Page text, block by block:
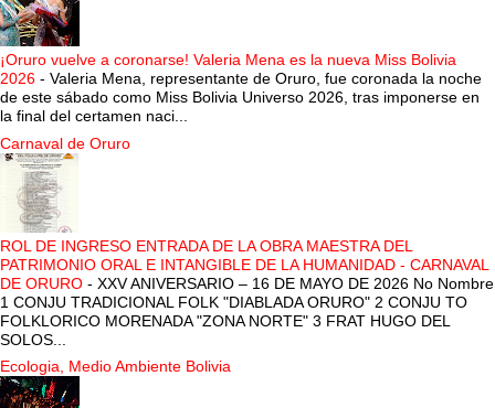
¡Oruro vuelve a coronarse! Valeria Mena es la nueva Miss Bolivia
2026 - Valeria Mena, representante de Oruro, fue coronada la noche
de este sábado como Miss Bolivia Universo 2026, tras imponerse en
la final del certamen naci...
Carnaval de Oruro
ROL DE INGRESO ENTRADA DE LA OBRA MAESTRA DEL
PATRIMONIO ORAL E INTANGIBLE DE LA HUMANIDAD - CARNAVAL
DE ORURO - XXV ANIVERSARIO – 16 DE MAYO DE 2026 No Nombre
1 CONJU TRADICIONAL FOLK "DIABLADA ORURO" 2 CONJU TO
FOLKLORICO MORENADA "ZONA NORTE" 3 FRAT HUGO DEL
SOLOS...
Ecologia, Medio Ambiente Bolivia